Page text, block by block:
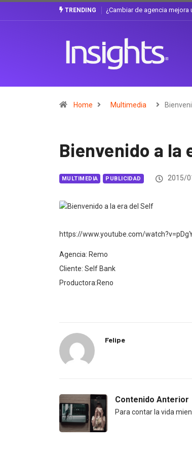
TRENDING Gabriela Herrera y el arte de
Home Multimedia
Bienvenido a la
MULTIMEDIA PUBLICIDAD 2015/
https://www.youtube.com/
Agencia: Remo
Cliente: Self Bank
Productora:Reno
Felipe
Contenido Anterior
Para contar la vida